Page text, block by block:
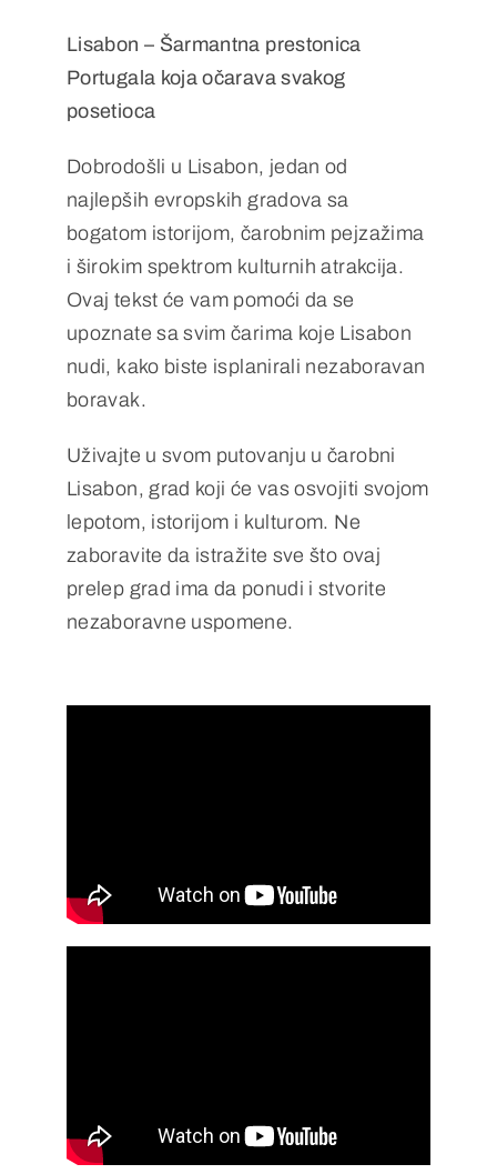
Lisabon – Šarmantna prestonica
Portugala koja očarava svakog
posetioca
Dobrodošli u Lisabon, jedan od
najlepših evropskih gradova sa
bogatom istorijom, čarobnim pejzažima
i širokim spektrom kulturnih atrakcija.
Ovaj tekst će vam pomoći da se
upoznate sa svim čarima koje Lisabon
nudi, kako biste isplanirali nezaboravan
boravak.
Uživajte u svom putovanju u čarobni
Lisabon, grad koji će vas osvojiti svojom
lepotom, istorijom i kulturom. Ne
zaboravite da istražite sve što ovaj
prelep grad ima da ponudi i stvorite
nezaboravne uspomene.